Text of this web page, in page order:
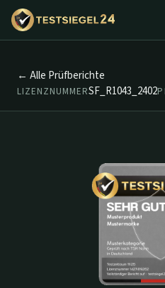
← Alle Prüfberichte
LIZENZNUMMERSF_R1043_2402